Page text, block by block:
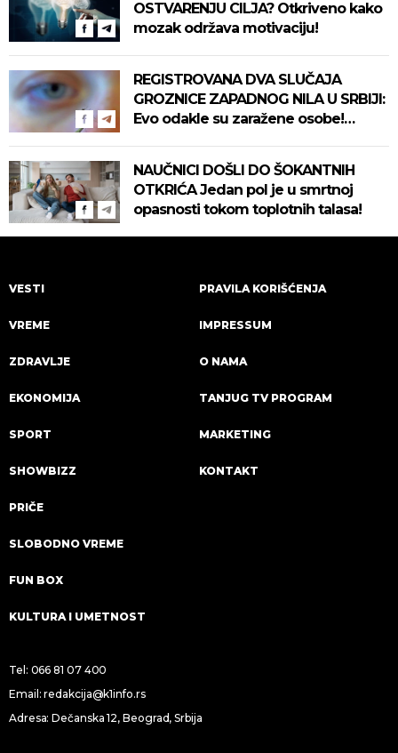
OSTVARENJU CILJA? Otkriveno kako
mozak održava motivaciju!
REGISTROVANA DVA SLUČAJA
GROZNICE ZAPADNOG NILA U SRBIJI:
Evo odakle su zaražene osobe!
NAUČNICI DOŠLI DO ŠOKANTNIH
OTKRIĆA Jedan pol je u smrtnoj
opasnosti tokom toplotnih talasa!
VESTI
VREME
ZDRAVLJE
EKONOMIJA
SPORT
SHOWBIZZ
PRIČE
SLOBODNO VREME
FUN BOX
KULTURA I UMETNOST
PRAVILA KORIŠĆENJA
IMPRESSUM
O NAMA
TANJUG TV PROGRAM
MARKETING
KONTAKT
Tel: 066 81 07 400
Email:redakcija@k1info.rs
Adresa: Dečanska 12, Beograd, Srbija